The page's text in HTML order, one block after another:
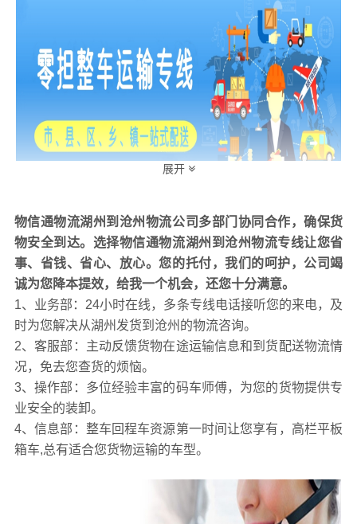
湖州到沧州货物运输收费方式
1、按照重量收费，该方法是按照发货货物的毛重来计算运
输费用，前提是货物的体积在规定范围内。
2、按照体积收费，该方法是按照发货货物的体积计算货物
的费用，要求货物的重量在规定范围内。
3、按照选择计费，对于货物的重量和体积都难以辨别的，
不规则物品，从以上两种方法中选择一种合适的计价方
式。
4、综合重量和体积计费，分别按照货物的毛重和体积计算
运输费用，选择其中运费最高的，也就是重量体积取大计
算运费。
5、按照发货网点议定计费，按照托运人和承运人事先约定
展开
物信通物流湖州到沧州物流公司多部门协同合作，确保货
物安全到达。选择物信通物流湖州到沧州物流专线让您省
事、省钱、省心、放心。您的托付，我们的呵护，公司竭
诚为您降本提效，给我一个机会，还您十分满意。
1、业务部：24小时在线，多条专线电话接听您的来电，及
时为您解决从湖州发货到沧州的物流咨询。
2、客服部：主动反馈货物在途运输信息和到货配送物流情
况，免去您查货的烦恼。
3、操作部：多位经验丰富的码车师傅，为您的货物提供专
业安全的装卸。
4、信息部：整车回程车资源第一时间让您享有，高栏平板
箱车,总有适合您货物运输的车型。